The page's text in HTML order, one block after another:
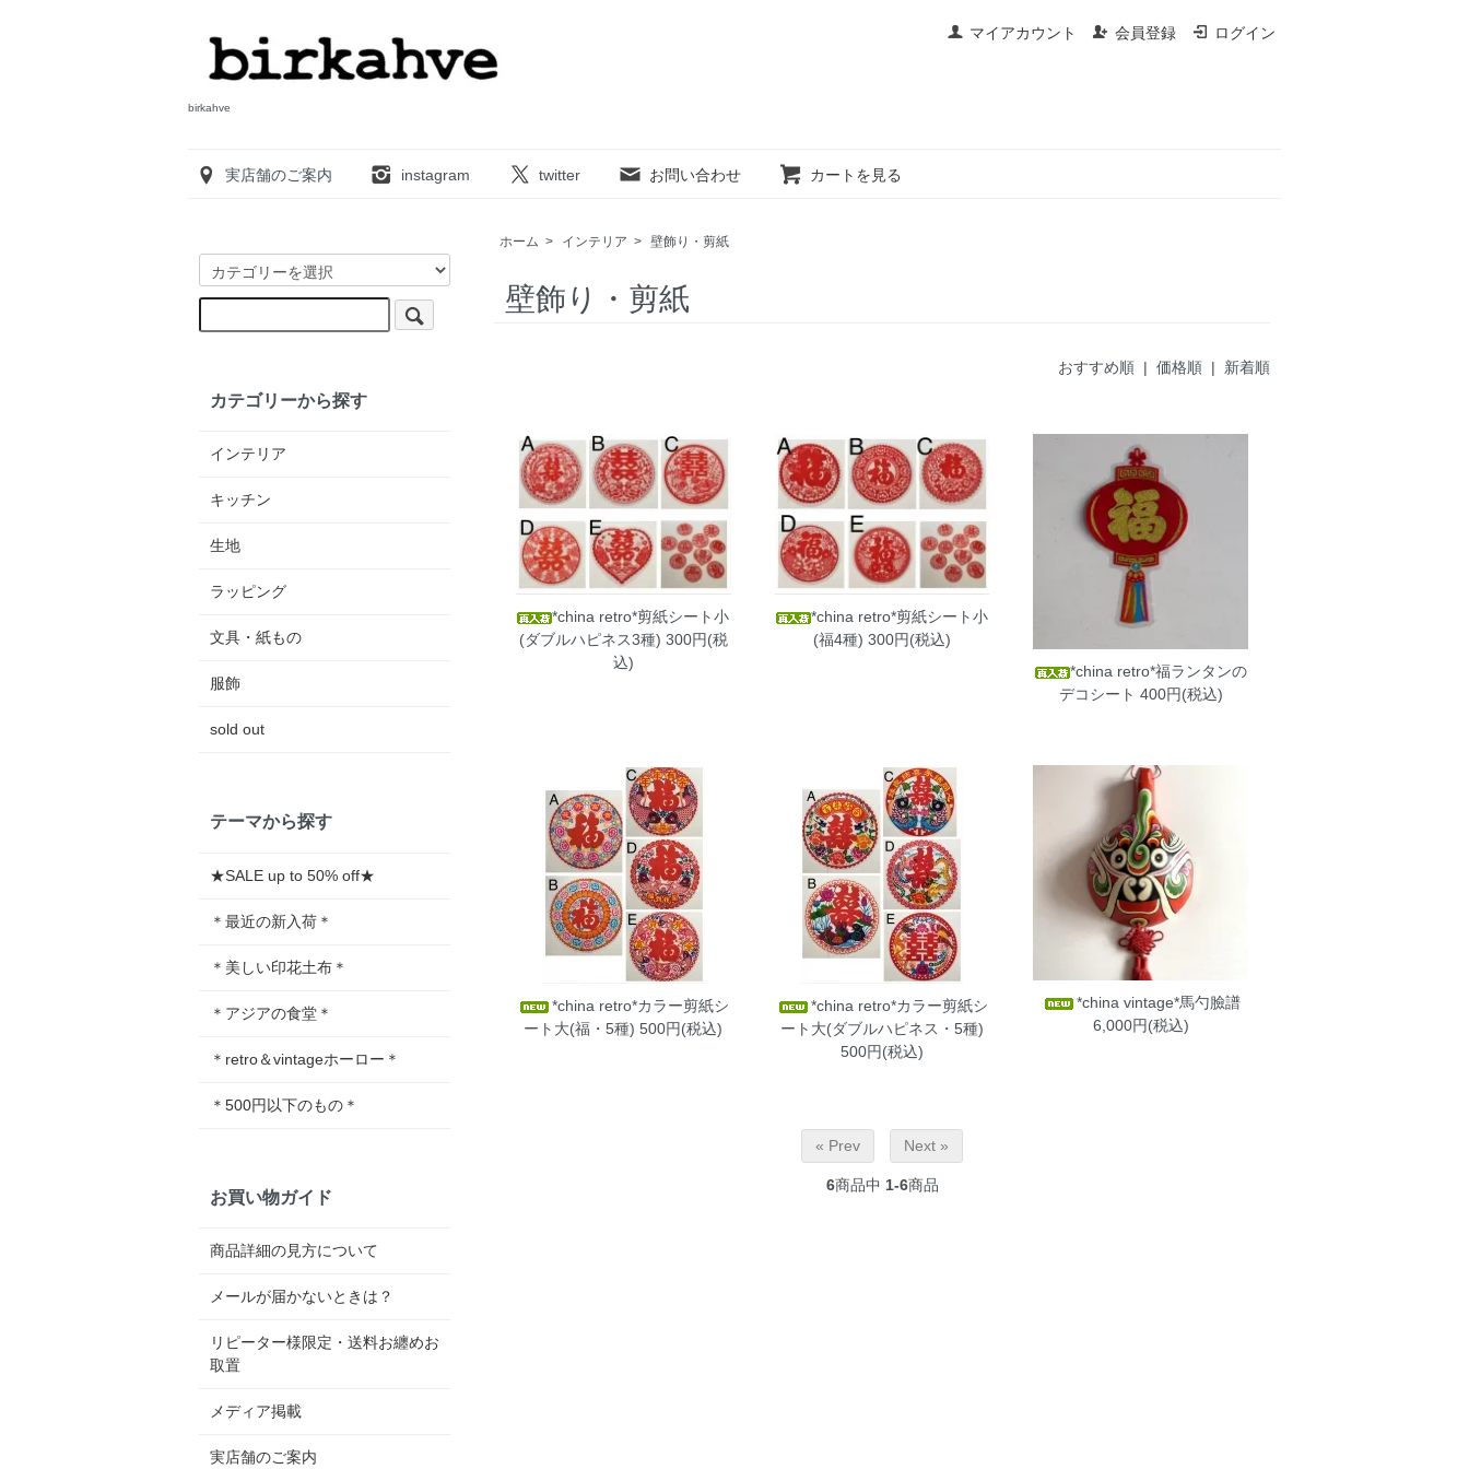
マイアカウント 会員登録 ログイン
birkahve
実店舗のご案内 instagram twitter お問い合わせ カートを見る
ホーム > インテリア > 壁飾り・剪紙
壁飾り・剪紙
おすすめ順 | 価格順 | 新着順
*china retro*剪紙シート小
(ダブルハピネス3種) 300円(税
込)
*china retro*剪紙シート小
(福4種) 300円(税込)
*china retro*福ランタンの
デコシート 400円(税込)
*china retro*カラー剪紙シ
ート大(福・5種) 500円(税込)
*china retro*カラー剪紙シ
ート大(ダブルハピネス・5種)
500円(税込)
*china vintage*馬勺臉譜
6,000円(税込)
« Prev Next »
6商品中 1-6商品
カテゴリーから探す
インテリア
キッチン
生地
ラッピング
文具・紙もの
服飾
sold out
テーマから探す
★SALE up to 50% off★
＊最近の新入荷＊
＊美しい印花土布＊
＊アジアの食堂＊
＊retro＆vintageホーロー＊
＊500円以下のもの＊
お買い物ガイド
商品詳細の見方について
メールが届かないときは？
リピーター様限定・送料お纏めお
取置
メディア掲載
実店舗のご案内